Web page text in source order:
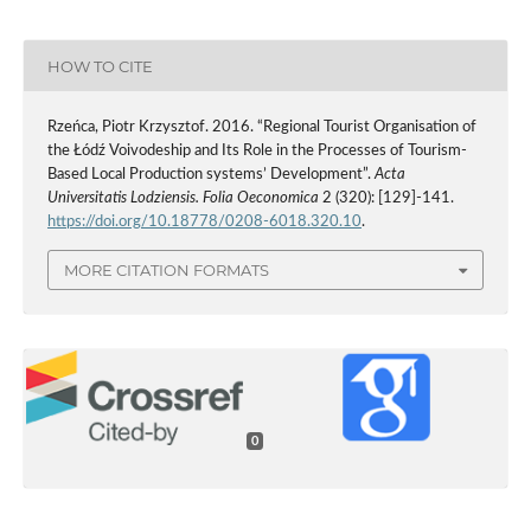
HOW TO CITE
Rzeńca, Piotr Krzysztof. 2016. “Regional Tourist Organisation of
the Łódź Voivodeship and Its Role in the Processes of Tourism-
Based Local Production systems’ Development”. Acta
Universitatis Lodziensis. Folia Oeconomica 2 (320): [129]-141.
https://doi.org/10.18778/0208-6018.320.10.
MORE CITATION FORMATS
0